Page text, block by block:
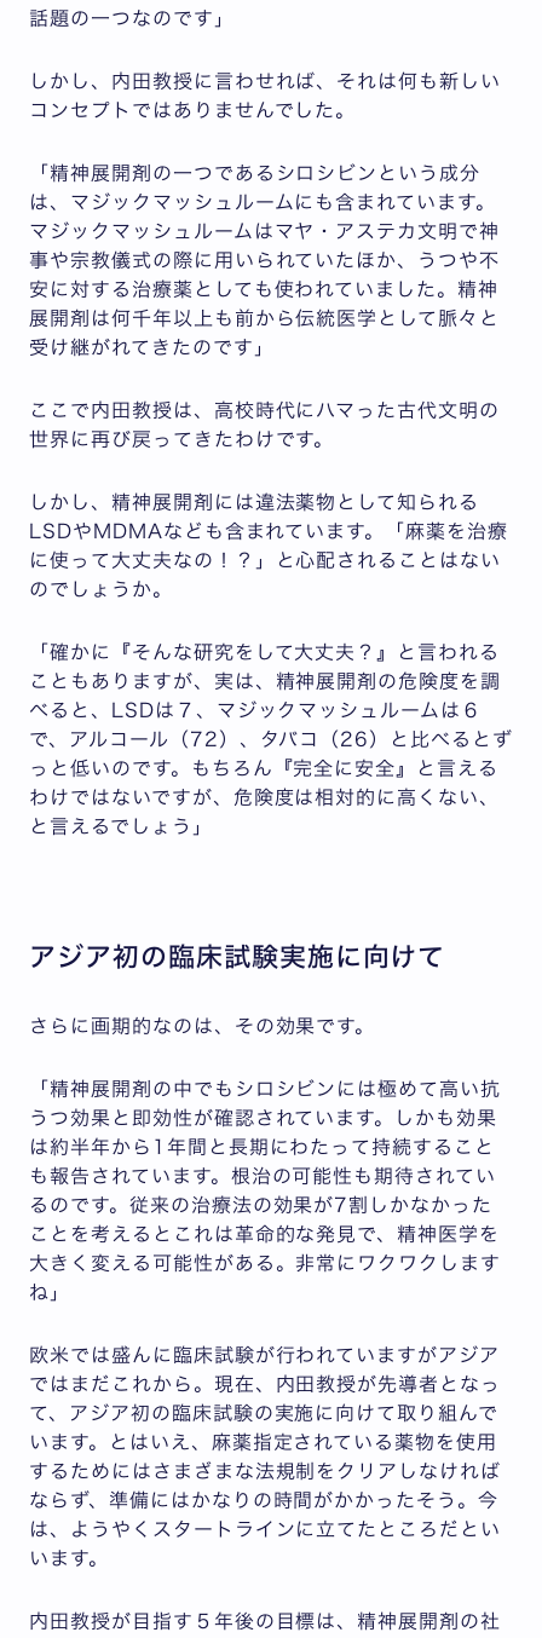
話題の一つなのです」
しかし、内田教授に言わせれば、それは何も新しい
コンセプトではありませんでした。
「精神展開剤の一つであるシロシビンという成分
は、マジックマッシュルームにも含まれています。
マジックマッシュルームはマヤ・アステカ文明で神
事や宗教儀式の際に用いられていたほか、うつや不
安に対する治療薬としても使われていました。精神
展開剤は何千年以上も前から伝統医学として脈々と
受け継がれてきたのです」
ここで内田教授は、高校時代にハマった古代文明の
世界に再び戻ってきたわけです。
しかし、精神展開剤には違法薬物として知られる
LSDやMDMAなども含まれています。「麻薬を治療
に使って大丈夫なの！？」と心配されることはない
のでしょうか。
「確かに『そんな研究をして大丈夫？』と言われる
こともありますが、実は、精神展開剤の危険度を調
べると、LSDは７、マジックマッシュルームは６
で、アルコール（72）、タバコ（26）と比べるとず
っと低いのです。もちろん『完全に安全』と言える
わけではないですが、危険度は相対的に高くない、
と言えるでしょう」
アジア初の臨床試験実施に向けて
さらに画期的なのは、その効果です。
「精神展開剤の中でもシロシビンには極めて高い抗
うつ効果と即効性が確認されています。しかも効果
は約半年から1年間と長期にわたって持続すること
も報告されています。根治の可能性も期待されてい
るのです。従来の治療法の効果が7割しかなかった
ことを考えるとこれは革命的な発見で、精神医学を
大きく変える可能性がある。非常にワクワクします
ね」
欧米では盛んに臨床試験が行われていますがアジア
ではまだこれから。現在、内田教授が先導者となっ
て、アジア初の臨床試験の実施に向けて取り組んで
います。とはいえ、麻薬指定されている薬物を使用
するためにはさまざまな法規制をクリアしなければ
ならず、準備にはかなりの時間がかかったそう。今
は、ようやくスタートラインに立てたところだとい
います。
内田教授が目指す５年後の目標は、精神展開剤の社